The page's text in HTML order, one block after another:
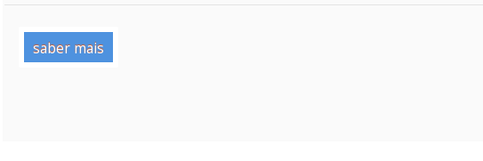
saber mais